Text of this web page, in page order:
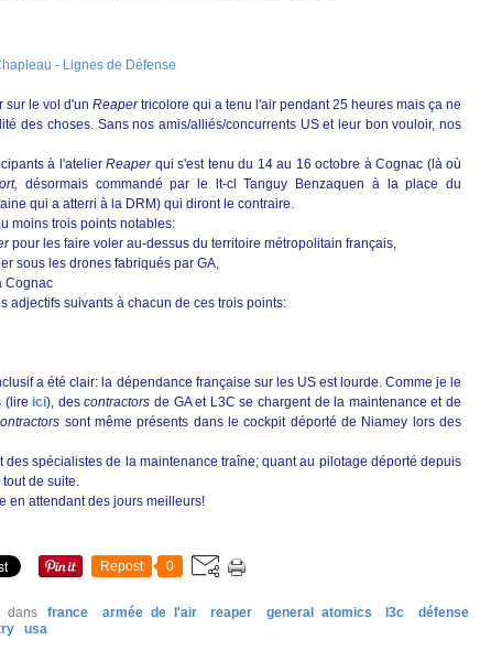
- Lignes de Défense
sur le vol d'un Reapertricolore qui a tenu l'air pendant 25 heures mais ça ne
des choses. Sans nos amis/alliés/concurrents US et leur bon vouloir, nos
à l'atelierReaperqui s'est tenu du 14 au 16 octobre à Cognac (là où
désormais commandé par le lt-cl Tanguy Benzaquen à la place du
qui a atterri à la DRM) qui diront le contraire.
moins trois points notables:
pour les faire voler au-dessus du territoire métropolitain français,
sous les drones fabriqués par GA,
Cognac
adjectifs suivants à chacun de ces trois points:
a été clair: la dépendance française sur les US est lourde. Comme je le
(lireici), descontractors de GA et L3C se chargent de la maintenance et de
sont même présents dans le cockpit déporté de Niamey lors des
des spécialistes de la maintenance traîne; quant au pilotage déporté depuis
de suite.
en attendant des jours meilleurs!
Repost 0
dans france armée de l'air reaper general atomics l3c
défense
usa